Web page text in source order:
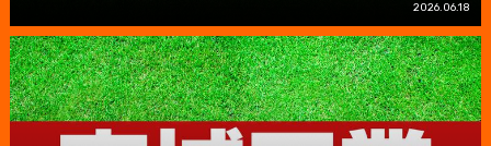
2026.06.18